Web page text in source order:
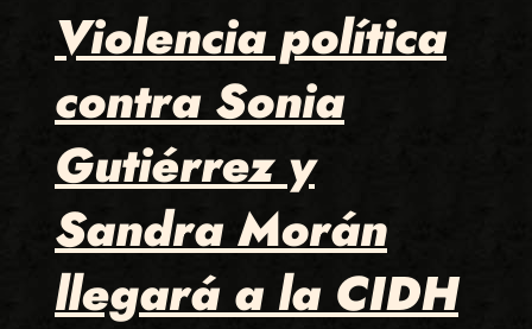
Violencia política
contra Sonia
Gutiérrez y
Sandra Morán
llegará a la CIDH